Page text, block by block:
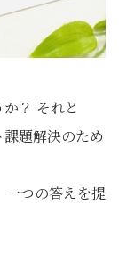
？ それと
題解決のため
一つの答えを提